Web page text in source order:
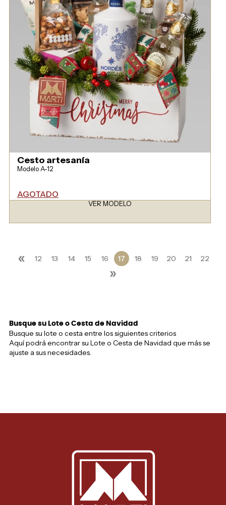
Cesto artesanía
Modelo A-12
AGOTADO
VER MODELO
« 12 13 14 15 16 17 18 19 20 21 22
»
Busque su Lote o Cesta de Navidad
Busque su lote o cesta entre los siguientes criterios
Aquí podrá encontrar su Lote o Cesta de Navidad que más se
ajuste a sus necesidades.